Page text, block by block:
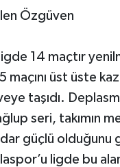
Özgüven
14 maçtır
maçını üst üste
taşıdı.
seri, takımın
güçlü olduğunu
ligde bu